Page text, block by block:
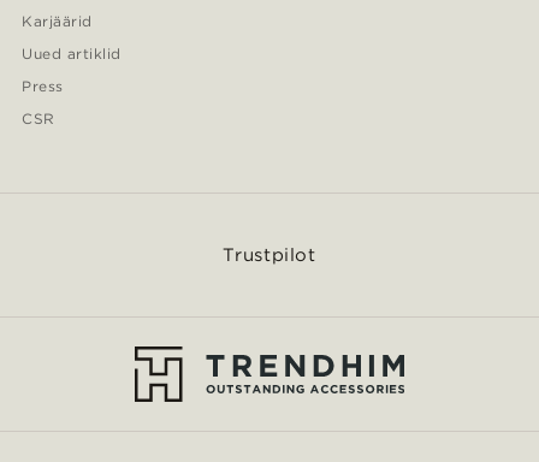
Karjäärid
Uued artiklid
Press
CSR
Trustpilot